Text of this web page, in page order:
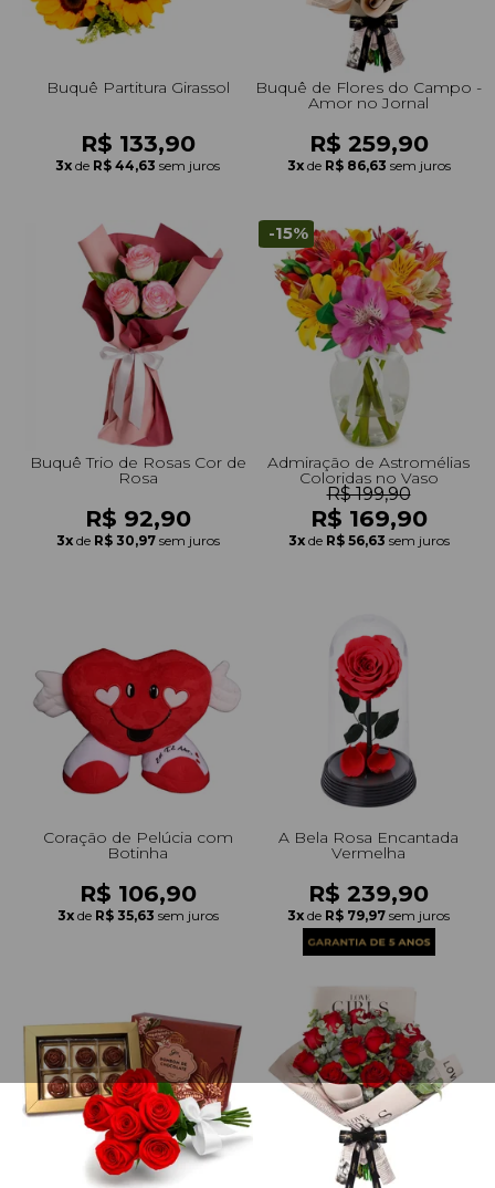
Buquê Partitura Girassol
R$ 133,90
3x de R$ 44,63 sem juros
Buquê de Flores do Campo -
Amor no Jornal
R$ 259,90
3x de R$ 86,63 sem juros
Buquê Trio de Rosas Cor de
Rosa
R$ 92,90
3x de R$ 30,97 sem juros
-15%
Admiração de Astromélias
Coloridas no Vaso
R$ 199,90
R$ 169,90
3x de R$ 56,63 sem juros
Coração de Pelúcia com
Botinha
R$ 106,90
3x de R$ 35,63 sem juros
A Bela Rosa Encantada
Vermelha
R$ 239,90
3x de R$ 79,97 sem juros